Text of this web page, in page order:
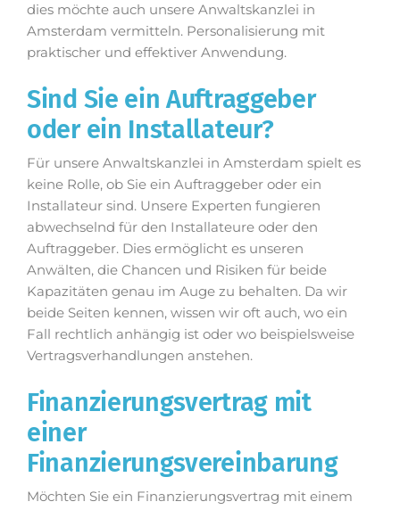
dies möchte auch unsere Anwaltskanzlei in
Amsterdam vermitteln. Personalisierung mit
praktischer und effektiver Anwendung.
Sind Sie ein Auftraggeber
oder ein Installateur?
Für unsere Anwaltskanzlei in Amsterdam spielt es
keine Rolle, ob Sie ein Auftraggeber oder ein
Installateur sind. Unsere Experten fungieren
abwechselnd für den Installateure oder den
Auftraggeber. Dies ermöglicht es unseren
Anwälten, die Chancen und Risiken für beide
Kapazitäten genau im Auge zu behalten. Da wir
beide Seiten kennen, wissen wir oft auch, wo ein
Fall rechtlich anhängig ist oder wo beispielsweise
Vertragsverhandlungen anstehen.
Finanzierungsvertrag mit
einer
Finanzierungsvereinbarung
Möchten Sie ein Finanzierungsvertrag mit einem